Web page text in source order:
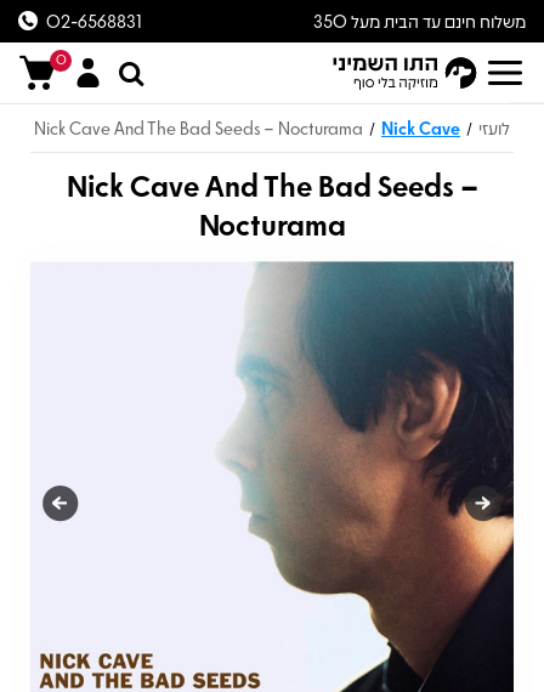
משלוח חינם עד הבית מעל 350
ש״ח
02-6568831
0
לועזי /
Nick Cave
/
Nick Cave And The Bad Seeds – Nocturama
Nick Cave And The Bad Seeds –
Nocturama